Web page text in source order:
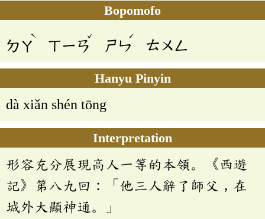
Bopomofo
ㄉㄚ
ˋ
ㄒㄧㄢ
ˇ
ㄕㄣ
ˊ
ㄊㄨㄥ
Hanyu Pinyin
dà xiǎn shén tōng
Interpretation
形容充分展現高人一等的本領。《西遊
記》第八九回：「他三人辭了師父，在
城外大顯神通。」